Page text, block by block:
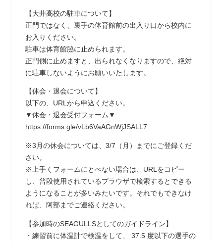
【大井高校の駐車について】
正門ではなく、裏手の体育館前の出入り口から校内に
お入りください。
駐車は体育館脇に止められます。
正門側に止めますと、出られなくなりますので、絶対
に駐車しないようにお願いいたします。
【休会・退会について】
以下の、URLから申込ください。
▼休会・退会受付フォーム▼
https://forms.gle/vLb6VaAGnWjJSALL7
※3月の休会については、3/7（月）までにご登録くだ
さい。
※上手くフォームにとべない場合は、URLをコピー
し、普段使用されているプラウザで検索するとできる
ようになることが多いみたいです。それでもできなけ
れば、阿部までご連絡ください。
【参加時のSEAGULLSとしてのガイドライン】
・練習前に体温計で検温をして、 37.5 度以下の選手の